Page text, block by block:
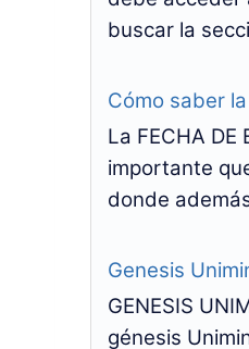
buscar la
Cómo saber
La FECHA DE
importante
donde
Genesis
GENESIS
génesis